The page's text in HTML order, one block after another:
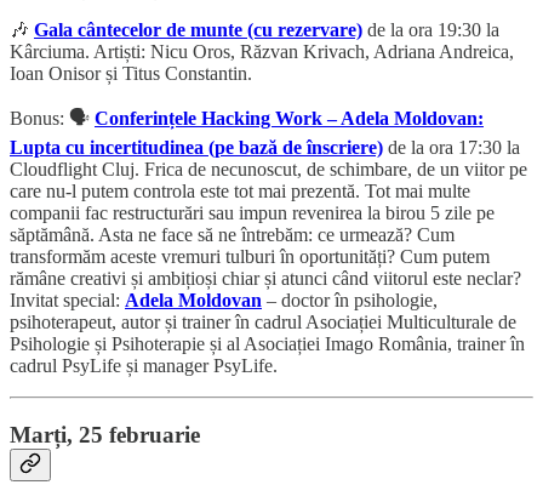
🎶 Gala cântecelor de munte (cu rezervare) de la ora 19:30 la
Kârciuma. Artiști: Nicu Oros, Răzvan Krivach, Adriana Andreica,
Ioan Onisor și Titus Constantin.
Bonus: 🗣️ Conferințele Hacking Work – Adela Moldovan:
Lupta cu incertitudinea (pe bază de înscriere) de la ora 17:30 la
Cloudflight Cluj. Frica de necunoscut, de schimbare, de un viitor pe
care nu-l putem controla este tot mai prezentă. Tot mai multe
companii fac restructurări sau impun revenirea la birou 5 zile pe
săptămână. Asta ne face să ne întrebăm: ce urmează? Cum
transformăm aceste vremuri tulburi în oportunități? Cum putem
rămâne creativi și ambițioși chiar și atunci când viitorul este neclar?
Invitat special: Adela Moldovan – doctor în psihologie,
psihoterapeut, autor și trainer în cadrul Asociației Multiculturale de
Psihologie și Psihoterapie și al Asociației Imago România, trainer în
cadrul PsyLife și manager PsyLife.
Marți, 25 februarie